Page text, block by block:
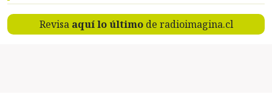
Revisa aquí lo últimode radioimagina.cl